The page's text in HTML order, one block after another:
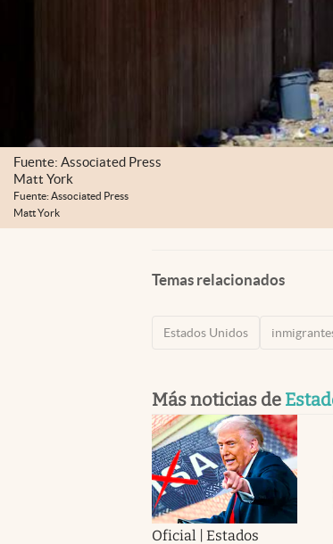
Fuente: Associated Press
Matt York
Fuente: Associated Press
Matt York
Temas relacionados
Estados Unidos
Más noticias de
Oficial | Estados